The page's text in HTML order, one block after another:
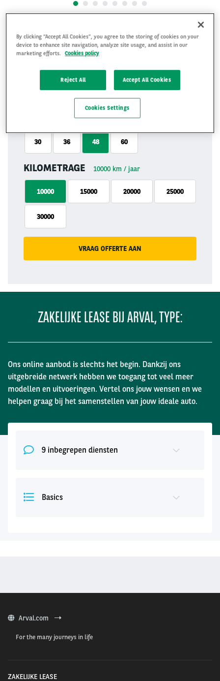
€ 711
excl. BTW
per maand
van jouw keuzes van ons de leaseprijs ontvangt.
48 maanden
30 36 48 60
KILOMETRAGE 10000 km / jaar
10000 15000 20000 25000
30000
VRAAG OFFERTE AAN
ZAKELIJKE LEASE BIJ ARVAL, TYPE:
Ons online aanbod is slechts het begin. Dankzij ons
uitgebreide netwerk hebben we toegang tot veel meer
modellen en uitvoeringen. Vertel ons jouw wensen en we
helpen graag bij het samenstellen van jouw ideale auto.
9 inbegrepen diensten
Basics
Arval.com
For the many journeys in life
ZAKELIJKE LEASE
By clicking “Accept All Cookies”, you agree to the storing of cookies on your
device to enhance site navigation, analyze site usage, and assist in our
marketing efforts.
Cookies policy
Reject All Accept All Cookies
Cookies Settings